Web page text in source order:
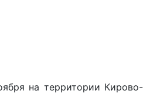
на территории Кирово-